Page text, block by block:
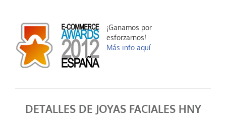
¡Ganamos por
esforzarnos!
Más info aquí
DETALLES DE JOYAS FACIALES HNY